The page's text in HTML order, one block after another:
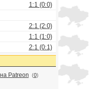
1:1 (0:0)
2:1 (2:0)
1:1 (1:0)
2:1 (0:1)
Patreon (0)